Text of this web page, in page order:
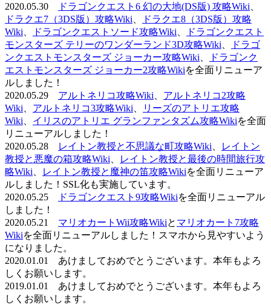
2020.05.30
ドラゴンクエスト6 幻の大地(DS版) 攻略Wiki
ドラクエ7（3DS版）攻略Wiki
ドラクエ8（3DS版）攻略
Wiki
ドラゴンクエストソード攻略Wiki
ドラゴンクエスト
モンスターズ テリーのワンダーランド3D攻略Wiki
ドラゴ
ンクエストモンスターズ ジョーカー攻略Wiki
ドラゴンク
エストモンスターズ ジョーカー2攻略Wikiを全面リニューア
ルしました！
2020.05.29 アルトネリコ攻略Wiki
アルトネリコ2攻略
Wiki
アルトネリコ3攻略Wiki
リーズのアトリエ攻略
Wiki
イリスのアトリエ グランファンタズム攻略Wikiを全面
リニューアルしました！
2020.05.28
レイトン教授と不思議な町攻略Wiki
レイトン
教授と悪魔の箱攻略Wiki
レイトン教授と最後の時間旅行攻
略Wiki
レイトン教授と魔神の笛攻略Wikiを全面リニューア
ルしました！SSL化も実施しています。
2020.05.25
ドラゴンクエスト9攻略Wikiを全面リニューアル
しました！
2020.05.21 マリオカートWii攻略Wikiと マリオカート7攻略
Wikiを全面リニューアルしました！スマホから見やすいよう
になりました。
2020.01.01 あけましておめでとうございます。本年もよろ
しくお願いします。
2019.01.01 あけましておめでとうございます。本年もよろ
しくお願いします。